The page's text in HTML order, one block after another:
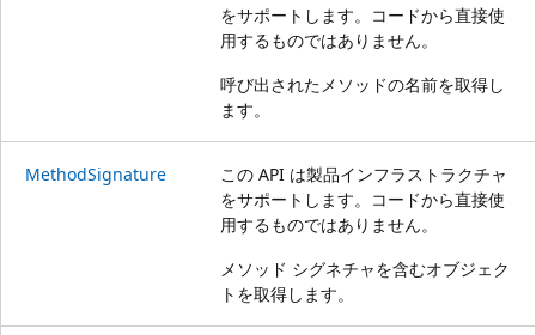
をサポートします。コードから直接使
用するものではありません。
呼び出されたメソッドの名前を取得し
ます。
MethodSignature
この API は製品インフラストラクチャ
をサポートします。コードから直接使
用するものではありません。
メソッド シグネチャを含むオブジェク
トを取得します。